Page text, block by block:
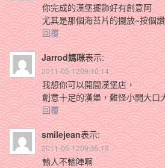
你完成的漢堡擺飾好有創意阿
尤其是那個海苔片的擺放~按個讚
回覆
Jarrod媽咪表示:
2011-05-1209:10:14
我想你可以開間漢堡店，
創意十足的漢堡，難怪小開大口
回覆
smilejean表示:
2011-05-1209:35:16
輸人不輸陣啊